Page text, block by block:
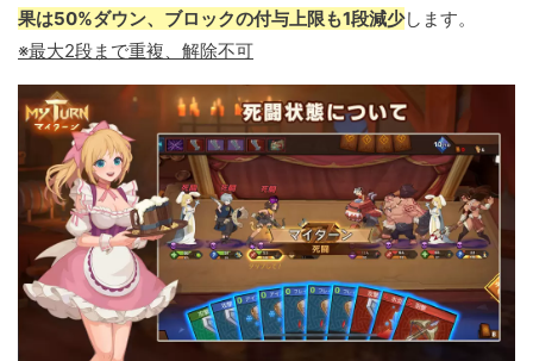
果は50%ダウン、ブロックの付与上限も1段減少します。
※最大2段まで重複、解除不可